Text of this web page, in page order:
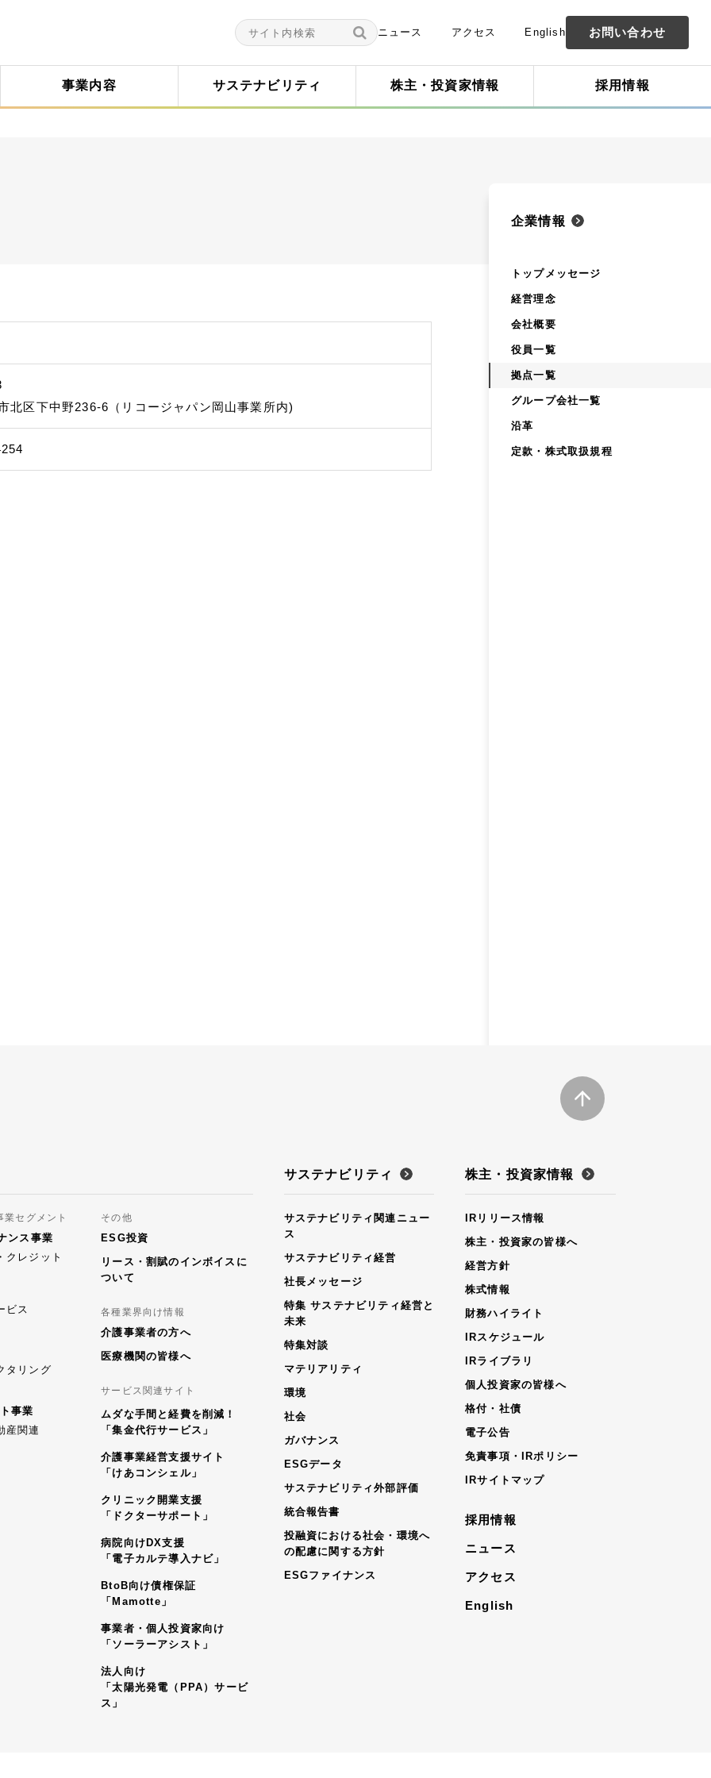
ニュース アクセス English お問い合わせ
事業内容 サステナビリティ 株主・投資家情報 採用情報
企業情報
トップメッセージ
経営理念
会社概要
役員一覧
拠点一覧
グループ会社一覧
沿革
定款・株式取扱規程
北区下中野236-6（リコージャパン岡山事業所内)
セグメント
ンス事業
クレジット
ビス
タリング
事業
産関連
その他
ESG投資
リース・割賦のインボイスに
ついて
各種業界向け情報
介護事業者の方へ
医療機関の皆様へ
サービス関連サイト
ムダな手間と経費を削減！
「集金代行サービス」
介護事業経営支援サイト
「けあコンシェル」
クリニック開業支援
「ドクターサポート」
病院向けDX支援
「電子カルテ導入ナビ」
BtoB向け債権保証
「Mamotte」
事業者・個人投資家向け
「ソーラーアシスト」
法人向け
「太陽光発電（PPA）サービ
ス」
サステナビリティ
サステナビリティ関連ニュー
ス
サステナビリティ経営
社長メッセージ
特集 サステナビリティ経営と
未来
特集対談
マテリアリティ
環境
社会
ガバナンス
ESGデータ
サステナビリティ外部評価
統合報告書
投融資における社会・環境へ
の配慮に関する方針
ESGファイナンス
株主・投資家情報
IRリリース情報
株主・投資家の皆様へ
経営方針
株式情報
財務ハイライト
IRスケジュール
IRライブラリ
個人投資家の皆様へ
格付・社債
電子公告
免責事項・IRポリシー
IRサイトマップ
採用情報
ニュース
アクセス
English